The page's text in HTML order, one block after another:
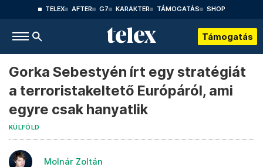
TELEX AFTER G7 KARAKTER TÁMOGATÁS SHOP
Támogatás
Gorka Sebestyén írt egy stratégiát
a terroristakeltető Európáról, ami
egyre csak hanyatlik
KÜLFÖLD
Molnár Zoltán